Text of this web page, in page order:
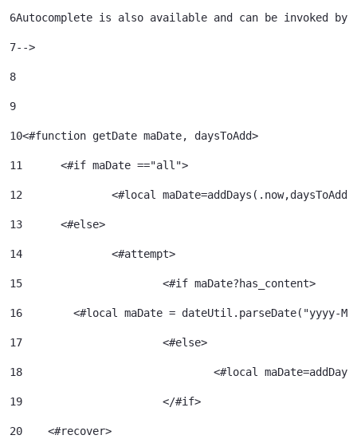
6Autocomplete is also available and can be invoked
7-->
8
9
10<#function getDate maDate, daysToAdd>
11
	<#if maDate =="all">
12
<#local
13
	<#else>
14
		<#attempt>
15
			<#if maDate?has_content>
16
<#local maDate = dateUtil.parseDate("yyyy-
17
			<#else>
18
<#local
19
			</#if>
20
    <#recover>